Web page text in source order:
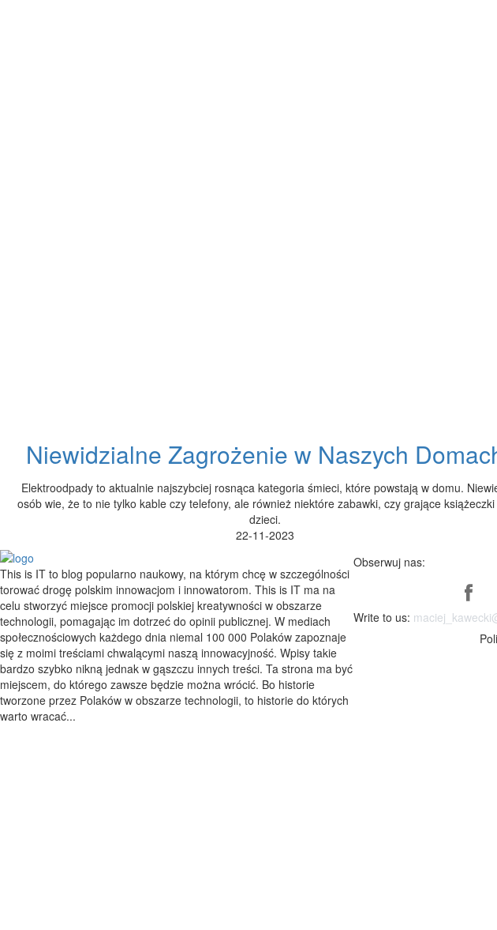
Niewidzialne Zagrożenie w Naszych
Elektroodpady to aktualnie najszybciej rosnąca kategoria śmieci, które powstają w domu.
osób wie, że to nie tylko kable czy telefony, ale również niektóre zabawki, czy grające
dzieci.
22-11-2023
This is IT to blog popularno naukowy, na którym chcę w szczególności
torować drogę polskim innowacjom i innowatorom. This is IT ma na
celu stworzyć miejsce promocji polskiej kreatywności w obszarze
technologii, pomagając im dotrzeć do opinii publicznej. W mediach
społecznościowych każdego dnia niemal 100 000 Polaków zapoznaje
się z moimi treściami chwalącymi naszą innowacyjność. Wpisy takie
bardzo szybko nikną jednak w gąszczu innych treści. Ta strona ma być
miejscem, do którego zawsze będzie można wrócić. Bo historie
tworzone przez Polaków w obszarze technologii, to historie do których
warto wracać...
Obserwuj nas:
Write to us: